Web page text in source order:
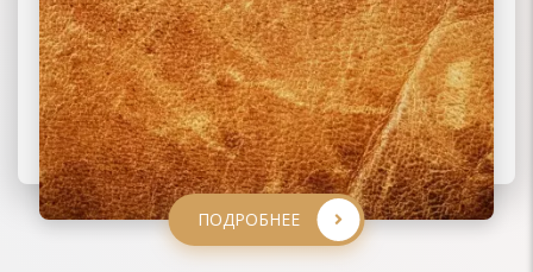
ПОДРОБНЕЕ
ПОДРОБНЕЕ
ПОДРОБНЕЕ
ПОДРОБНЕЕ